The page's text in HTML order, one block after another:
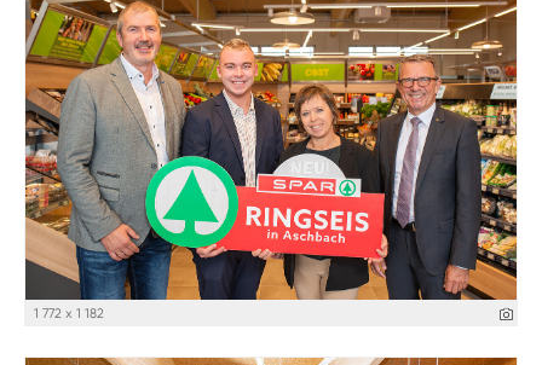
1 772 x 1 182